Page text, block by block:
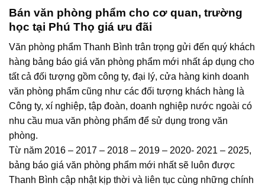
Bán văn phòng phẩm cho cơ quan, trường
học tại Phú Thọ giá ưu đãi
Văn phòng phẩm Thanh Bình trân trọng gửi đến quý khách
hàng bảng báo giá văn phòng phẩm mới nhất áp dụng cho
tất cả đối tượng gồm công ty, đại lý, cửa hàng kinh doanh
văn phòng phẩm cũng như các đối tượng khách hàng là
Công ty, xí nghiệp, tập đoàn, doanh nghiệp nước ngoài có
nhu cầu mua văn phòng phẩm để sử dụng trong văn
phòng.
Từ năm 2016 – 2017 – 2018 – 2019 – 2020- 2021 – 2025,
bảng báo giá văn phòng phẩm mới nhất sẽ luôn được
Thanh Bình cập nhật kịp thời và liên tục cùng những chính